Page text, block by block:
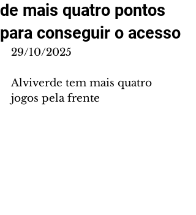
de mais quatro pontos
para conseguir o acesso
29/10/2025
Alviverde tem mais quatro
jogos pela frente